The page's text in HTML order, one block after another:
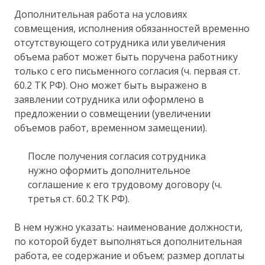
Дополнительная работа на условиях
совмещения, исполнения обязанностей временно
отсутствующего сотрудника или увеличения
объема работ может быть поручена работнику
только с его письменного согласия (ч. первая ст.
60.2 ТК РФ). Оно может быть выражено в
заявлении сотрудника или оформлено в
предложении о совмещении (увеличении
объемов работ, временном замещении).
После получения согласия сотрудника
нужно оформить дополнительное
соглашение к его трудовому договору (ч.
третья ст. 60.2 ТК РФ).
В нем нужно указать: наименование должности,
по которой будет выполняться дополнительная
работа, ее содержание и объем; размер доплаты